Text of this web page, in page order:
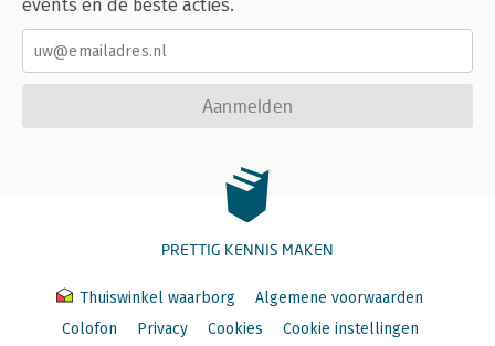
events en de beste acties.
Aanmelden
PRETTIG KENNIS MAKEN
Thuiswinkel waarborg
Algemene voorwaarden
Colofon
Privacy Cookies
Cookie instellingen